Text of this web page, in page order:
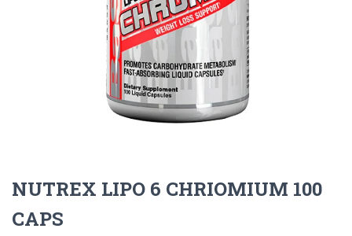
NUTREX LIPO 6 CHRIOMIUM 100
CAPS